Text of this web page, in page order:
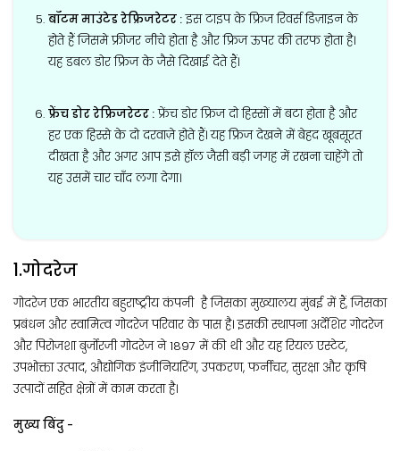
बॉटम माउंटेड रेफ्रिजरेटर :इस टाइप के फ्रिज रिवर्स डिज़ाइन के
होते हैं जिसमे फ्रीजर नीचे होता है और फ्रिज ऊपर की तरफ होता है।
यह डबल डोर फ्रिज के जैसे दिखाई देते हैं।
फ्रेंच डोर रेफ्रिजरेटर :फ्रेंच डोर फ्रिज दो हिस्सों में बटा होता है और
हर एक हिस्से के दो दरवाज़े होते हैं। यह फ्रिज देखने में बेहद खूबसूरत
दीखता है और अगर आप इसे हॉल जैसी बड़ी जगह में रखना चाहेंगे तो
यह उसमें चार चाँद लगा देगा।
1.गोदरेज
गोदरेज एक भारतीय बहुराष्ट्रीय कंपनी है जिसका मुख्यालय मुंबई में हैं, जिसका
प्रबंधन और स्वामित्व गोदरेज परिवार के पास है। इसकी स्थापना अर्देशिर गोदरेज
और पिरोजशा बुर्जोरजी गोदरेज ने 1897 में की थी और यह रियल एस्टेट,
उपभोक्ता उत्पाद, औद्योगिक इंजीनियरिंग, उपकरण, फर्नीचर, सुरक्षा और कृषि
उत्पादों सहित क्षेत्रों में काम करता है।
मुख्य बिंदु -